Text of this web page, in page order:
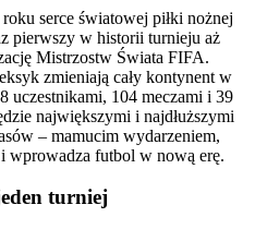
serce światowej piłki nożnej
pierwszy w historii turnieju aż
Mistrzostw Świata FIFA.
zmieniają cały kontynent w
uczestnikami, 104 meczami i 39
największymi i najdłuższymi
– mamucim wydarzeniem,
wprowadza futbol w nową erę.
turniej